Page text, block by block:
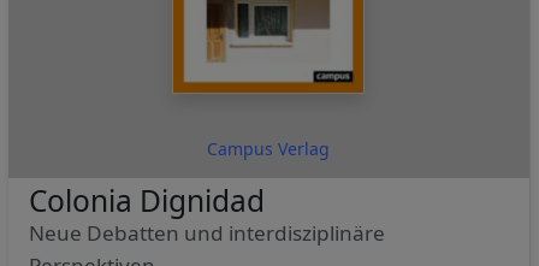
Campus Verlag
Colonia Dignidad
Neue Debatten und interdisziplinäre